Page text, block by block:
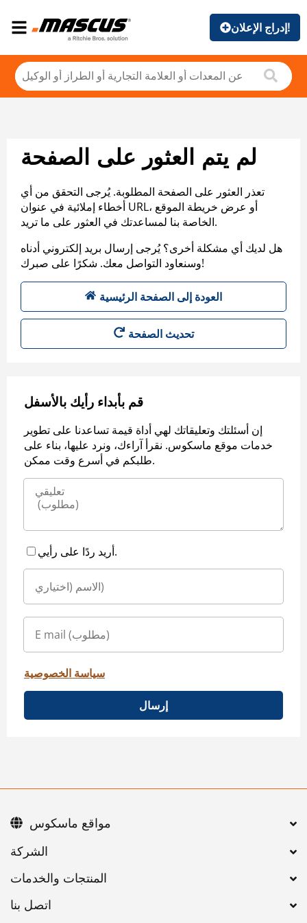
إدراج الإعلان!
لم يتم العثور على الصفحة
تعذر العثور على الصفحة المطلوبة. يُرجى التحقق من أي
أخطاء إملائية في عنوان URL، أو عرض خريطة الموقع
الخاصة بنا لمساعدتك في العثور على ما تريد.
هل لديك أي مشكلة أخرى؟ يُرجى إرسال بريد إلكتروني أدناه
وسنعاود التواصل معك. شكرًا على صبرك!
العودة إلى الصفحة الرئيسية
تحديث الصفحة
قم بأبداء رأيك بالأسفل
إن أسئلتك وتعليقاتك لهي أداة قيمة تساعدنا على تطوير
خدمات موقع ماسكوس. نقرأ آراءك، ونرد عليها، بناء على
طلبكم في أسرع وقت ممكن.
أريد ردًا على رأيي.
سياسة الخصوصية
إرسال
اتصل بنا
مواقع ماسكوس